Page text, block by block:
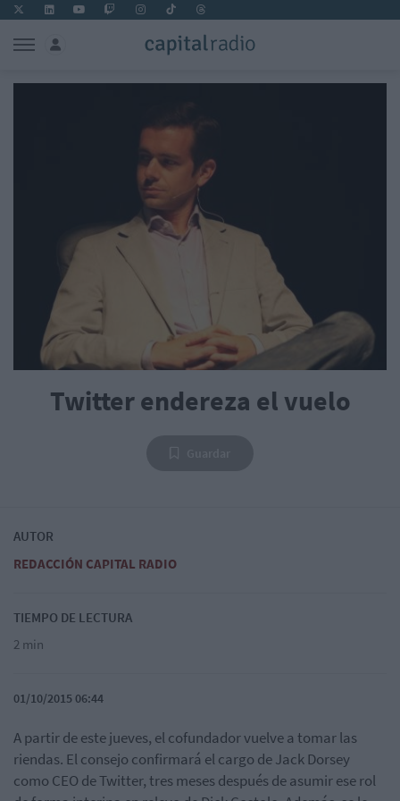
Twitter endereza el vuelo
AUTOR
REDACCIÓN CAPITAL RADIO
TIEMPO DE LECTURA
2 min
01/10/2015 06:44
A partir de este jueves, el cofundador vuelve a tomar las
riendas. El consejo confirmará el cargo de Jack Dorsey
como CEO de Twitter, tres meses después de asumir ese rol